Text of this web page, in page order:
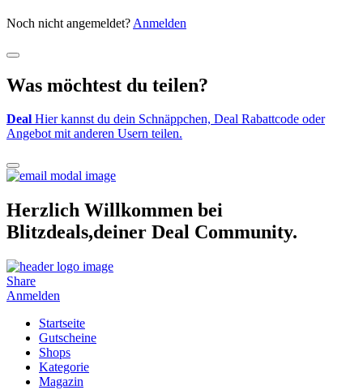
Noch nicht angemeldet? Anmelden
Was möchtest du teilen?
Deal Hier kannst du dein Schnäppchen, Deal Rabattcode oder
Angebot mit anderen Usern teilen.
Herzlich Willkommen bei
Blitzdeals,deiner Deal Community.
Share
Anmelden
Startseite
Gutscheine
Shops
Kategorie
Magazin